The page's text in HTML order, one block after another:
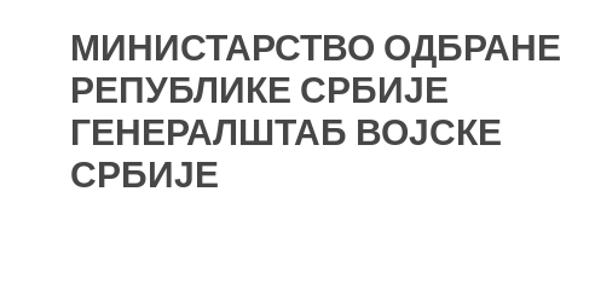
МИНИСТАРСТВО ОДБРАНЕ
РЕПУБЛИКЕ СРБИЈЕ
ГЕНЕРАЛШТАБ ВОЈСКЕ
СРБИЈЕ